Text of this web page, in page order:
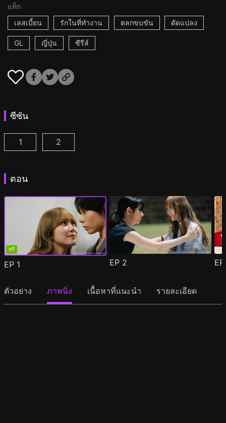
แท็ก
เลสเบี้ยน
รักในที่ทำงาน ตลกขบขัน ดัดแปลง
GL ญี่ปุ่น ซีรีส์
ซีซัน
อายากะจังรักรุ่นพี่ฮิโรโกะนะคะ ตอนที่ 1
1 อายากะจังรักรุ่นพี่ฮิโรโกะนะคะ ซีซั่น 2 ตอนที่
2
ตอน
ฟรี
EP 1 EP 2
ตัวอย่าง ภาพนิ่ง เนื้อหาที่แนะนำ รายละเอียด